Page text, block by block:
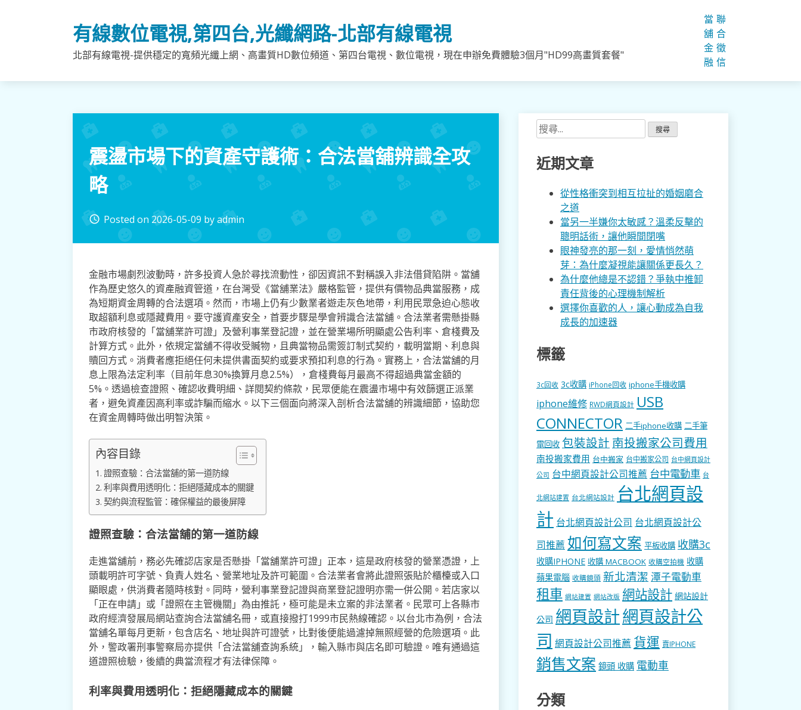
有線數位電視,第四台,光纖網路-北部有線電視
北部有線電視-提供穩定的寬頻光纖上網、高畫質HD數位頻道、第四台電視、數位電視，現在申辦免費體驗3個月"HD99高畫質套餐"
當
舖
金
融
聯
合
徵
信
震盪市場下的資產守護術：合法當舖辨識全攻
略
access_time Posted on2026-05-09 byadmin
金融市場劇烈波動時，許多投資人急於尋找流動性，卻因資訊不對稱誤入非法借貸陷阱。當舖
作為歷史悠久的資產融資管道，在台灣受《當舖業法》嚴格監管，提供有價物品典當服務，成
為短期資金周轉的合法選項。然而，市場上仍有少數業者遊走灰色地帶，利用民眾急迫心態收
取超額利息或隱藏費用。要守護資產安全，首要步驟是學會辨識合法當舖。合法業者需懸掛縣
市政府核發的「當舖業許可證」及營利事業登記證，並在營業場所明顯處公告利率、倉棧費及
計算方式。此外，依規定當舖不得收受贓物，且典當物品需簽訂制式契約，載明當期、利息與
贖回方式。消費者應拒絕任何未提供書面契約或要求預扣利息的行為。實務上，合法當舖的月
息上限為法定利率（目前年息30%換算月息2.5%），倉棧費每月最高不得超過典當金額的
5%。透過檢查證照、確認收費明細、詳閱契約條款，民眾便能在震盪市場中有效篩選正派業
者，避免資產因高利率或詐騙而縮水。以下三個面向將深入剖析合法當舖的辨識細節，協助您
在資金周轉時做出明智決策。
內容目錄
證照查驗：合法當舖的第一道防線
利率與費用透明化：拒絕隱藏成本的關鍵
契約與流程監管：確保權益的最後屏障
證照查驗：合法當舖的第一道防線
走進當舖前，務必先確認店家是否懸掛「當舖業許可證」正本，這是政府核發的營業憑證，上
頭載明許可字號、負責人姓名、營業地址及許可範圍。合法業者會將此證照張貼於櫃檯或入口
顯眼處，供消費者隨時核對。同時，營利事業登記證與商業登記證明亦需一併公開。若店家以
「正在申請」或「證照在主管機關」為由推託，極可能是未立案的非法業者。民眾可上各縣市
政府經濟發展局網站查詢合法當舖名冊，或直接撥打1999市民熱線確認。以台北市為例，合法
當舖名單每月更新，包含店名、地址與許可證號，比對後便能過濾掉無照經營的危險選項。此
外，警政署刑事警察局亦提供「合法當舖查詢系統」，輸入縣市與店名即可驗證。唯有通過這
道證照檢驗，後續的典當流程才有法律保障。
利率與費用透明化：拒絕隱藏成本的關鍵
搜
尋
關
鍵
近期文章
從性格衝突到相互拉扯的婚姻磨合
之道
當另一半嫌你太敏感？溫柔反擊的
聰明話術，讓他瞬間閉嘴
眼神發亮的那一刻，愛情悄然萌
芽：為什麼凝視能讓關係更長久？
為什麼他總是不認錯？爭執中推卸
責任背後的心理機制解析
選擇你喜歡的人，讓心動成為自我
成長的加速器
標籤
3c回收 3c收購 iPhone回收 iphone手機收購
iphone維修 RWD網頁設計 USB
CONNECTOR 二手iphone收購 二手筆
電回收 包裝設計 南投搬家公司費用
南投搬家費用 台中搬家 台中搬家公司 台中網頁設計
公司 台中網頁設計公司推薦 台中電動車 台
北網站建置 台北網站設計 台北網頁設
計 台北網頁設計公司 台北網頁設計公
司推薦 如何寫文案 平板收購 收購3c
收購IPHONE 收購 MACBOOK 收購空拍機 收購
蘋果電腦 收購鏡頭 新北清潔 潭子電動車
租車 網站建置 網站改版 網站設計 網站設計
公司 網頁設計網頁設計公
司 網頁設計公司推薦 貨運 賣IPHONE
銷售文案 鏡頭 收購 電動車
分類